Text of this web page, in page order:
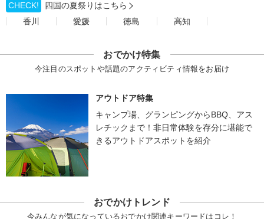
CHECK!
四国の夏祭りはこちら
香川
愛媛 徳島 高知
おでかけ特集
今注目のスポットや話題のアクティビティ情報をお届け
アウトドア特集
キャンプ場、グランピングからBBQ、アス
レチックまで！非日常体験を存分に堪能で
きるアウトドアスポットを紹介
おでかけトレンド
今みんなが気になっているおでかけ関連キーワードはコレ！